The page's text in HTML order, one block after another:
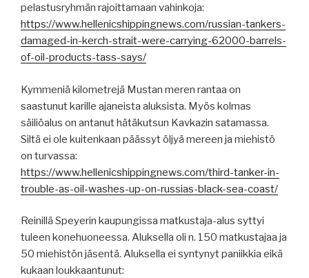
pelastusryhmän rajoittamaan vahinkoja:
https://www.hellenicshippingnews.com/russian-tankers-
damaged-in-kerch-strait-were-carrying-62000-barrels-
of-oil-products-tass-says/
Kymmeniä kilometrejä Mustan meren rantaa on
saastunut karille ajaneista aluksista. Myös kolmas
säiliöalus on antanut hätäkutsun Kavkazin satamassa.
Siltä ei ole kuitenkaan päässyt öljyä mereen ja miehistö
on turvassa:
https://www.hellenicshippingnews.com/third-tanker-in-
trouble-as-oil-washes-up-on-russias-black-sea-coast/
Reinillä Speyerin kaupungissa matkustaja-alus syttyi
tuleen konehuoneessa. Aluksella oli n. 150 matkustajaa ja
50 miehistön jäsentä. Aluksella ei syntynyt paniikkia eikä
kukaan loukkaantunut: